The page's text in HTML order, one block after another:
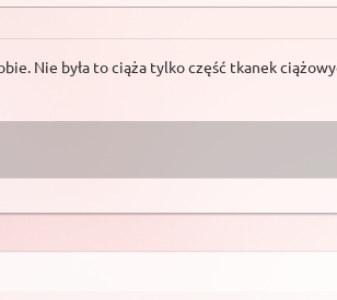
Nie była to ciąża tylko część tkanek